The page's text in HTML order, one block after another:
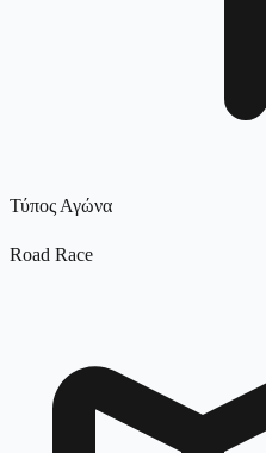
Τύπος Αγώνα
Road Race